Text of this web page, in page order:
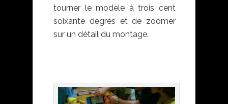
tourner le modèle à trois cent
soixante degrés et de zoomer
sur un détail du montage.